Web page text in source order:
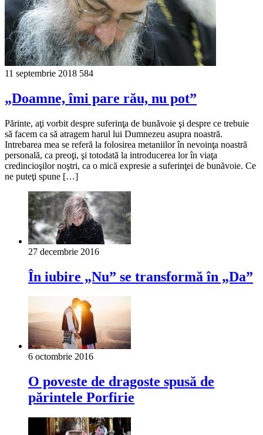
11 septembrie 2018 584
„Doamne, îmi pare rău, nu pot”
Părinte, aţi vorbit despre suferinţa de bunăvoie şi despre ce trebuie
să facem ca să atragem harul lui Dumnezeu asupra noastră.
Intrebarea mea se referă la folosirea metaniilor în nevoinţa noastră
personală, ca preoţi, şi totodată la introducerea lor în viaţa
credincioşilor noştri, ca o mică expresie a suferinţei de bunăvoie. Ce
ne puteţi spune […]
27 decembrie 2016
În iubire „Nu” se transformă în „Da”
6 octombrie 2016
O poveste de dragoste spusă de
părintele Porfirie